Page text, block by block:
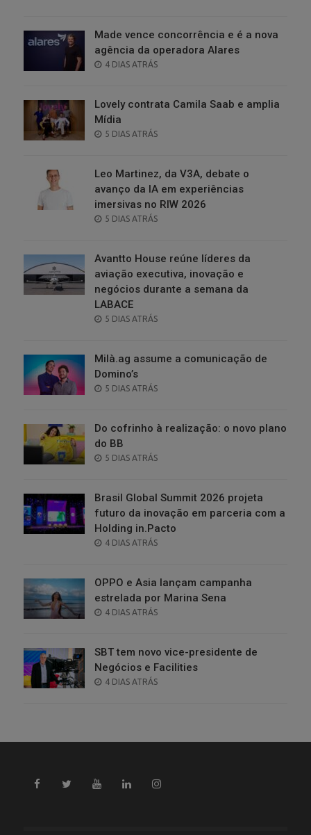
Made vence concorrência e é a nova
agência da operadora Alares
POSTED
4 DIAS ATRÁS
Lovely contrata Camila Saab e amplia
Mídia
POSTED
5 DIAS ATRÁS
Leo Martinez, da V3A, debate o
avanço da IA em experiências
imersivas no RIW 2026
POSTED
5 DIAS ATRÁS
Avantto House reúne líderes da
aviação executiva, inovação e
negócios durante a semana da
LABACE
POSTED
5 DIAS ATRÁS
Milà.ag assume a comunicação de
Domino’s
POSTED
5 DIAS ATRÁS
Do cofrinho à realização: o novo plano
do BB
POSTED
5 DIAS ATRÁS
Brasil Global Summit 2026 projeta
futuro da inovação em parceria com a
Holding in.Pacto
POSTED
4 DIAS ATRÁS
OPPO e Asia lançam campanha
estrelada por Marina Sena
POSTED
4 DIAS ATRÁS
SBT tem novo vice-presidente de
Negócios e Facilities
POSTED
4 DIAS ATRÁS